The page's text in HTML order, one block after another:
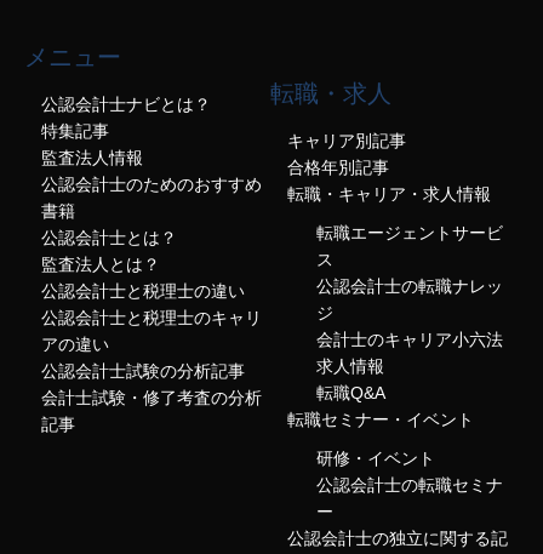
メニュー
公認会計士ナビとは？
特集記事
監査法人情報
公認会計士のためのおすすめ
書籍
公認会計士とは？
監査法人とは？
公認会計士と税理士の違い
公認会計士と税理士のキャリ
アの違い
公認会計士試験の分析記事
会計士試験・修了考査の分析
記事
転職・求人
キャリア別記事
合格年別記事
転職・キャリア・求人情報
転職エージェントサービ
ス
公認会計士の転職ナレッ
ジ
会計士のキャリア小六法
求人情報
転職Q&A
転職セミナー・イベント
研修・イベント
公認会計士の転職セミナ
ー
公認会計士の独立に関する記